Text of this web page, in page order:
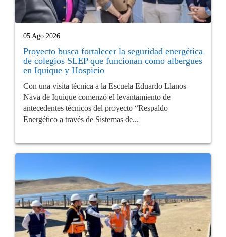
05 Ago 2026
Proyecto busca fortalecer la seguridad energética
de colegios SLEP que funcionan como albergues
en Iquique y Hospicio
Con una visita técnica a la Escuela Eduardo Llanos
Nava de Iquique comenzó el levantamiento de
antecedentes técnicos del proyecto “Respaldo
Energético a través de Sistemas de...